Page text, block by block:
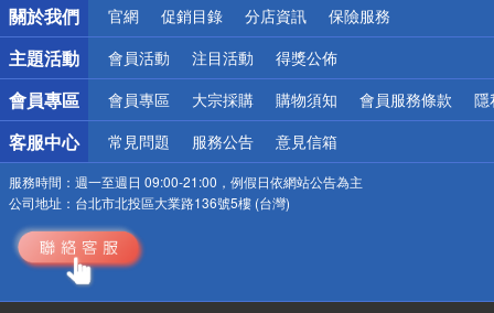
關於我們
官網 促銷目錄 分店資訊 保險服務
主題活動 會員活動 注目活動 得獎公佈
會員專區 會員專區 大宗採購 購物須知 會員服務條款 隱
客服中心 常見問題 服務公告 意見信箱
服務時間： 週一至週日 09:00-21:00，例假日依網站公告為主
公司地址： 台北市北投區大業路136號5樓 (台灣)